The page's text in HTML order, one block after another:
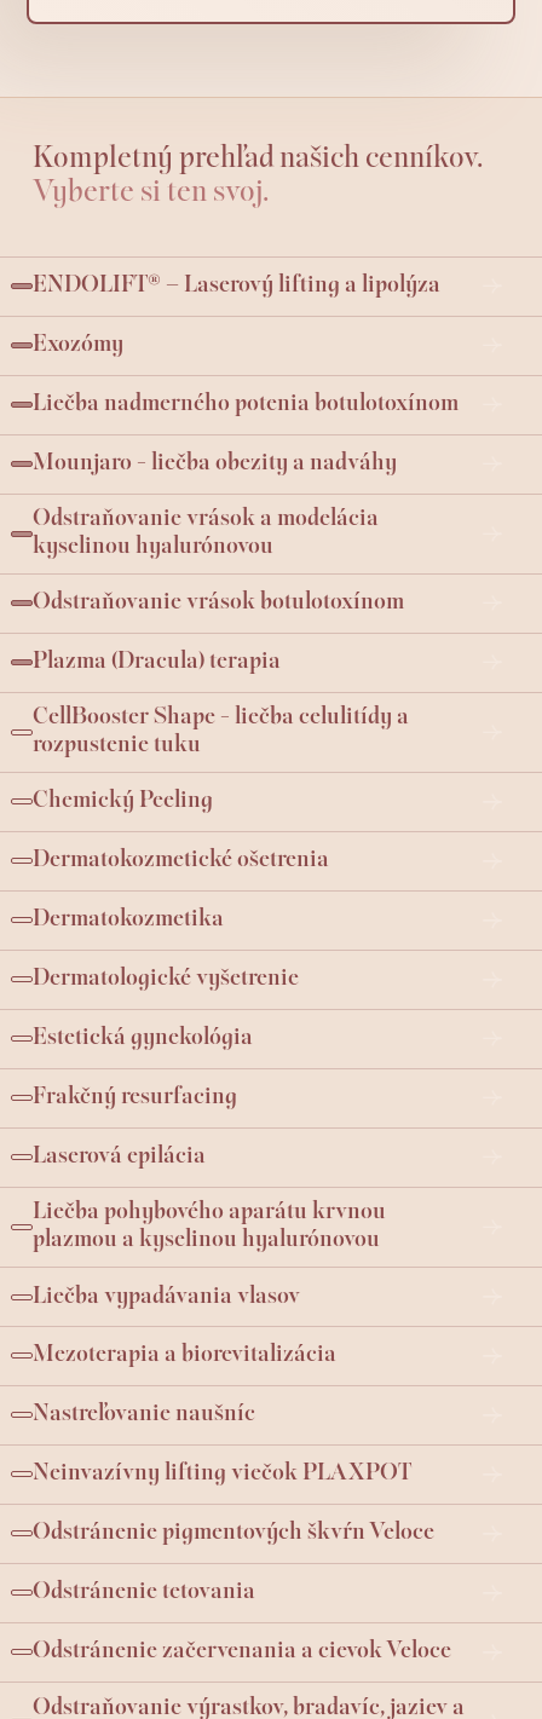
Kompletný prehľad našich cenníkov.
Vyberte si ten svoj.
ENDOLIFT® – Laserový lifting a lipolýza
Exozómy
Liečba nadmerného potenia botulotoxínom
Mounjaro - liečba obezity a nadváhy
Odstraňovanie vrások a modelácia
kyselinou hyalurónovou
Odstraňovanie vrások botulotoxínom
Plazma (Dracula) terapia
CellBooster Shape - liečba celulitídy a
rozpustenie tuku
Chemický Peeling
Dermatokozmetické ošetrenia
Dermatokozmetika
Dermatologické vyšetrenie
Estetická gynekológia
Frakčný resurfacing
Laserová epilácia
Liečba pohybového aparátu krvnou
plazmou a kyselinou hyalurónovou
Liečba vypadávania vlasov
Mezoterapia a biorevitalizácia
Nastreľovanie naušníc
Neinvazívny lifting viečok PLAXPOT
Odstránenie pigmentových škvŕn Veloce
Odstránenie tetovania
Odstránenie začervenania a cievok Veloce
Odstraňovanie výrastkov, bradavíc, jaziev a